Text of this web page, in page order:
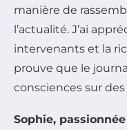
manière de
l’actualité. J’ai
intervenants et la
prouve que le
consciences sur
Sophie,